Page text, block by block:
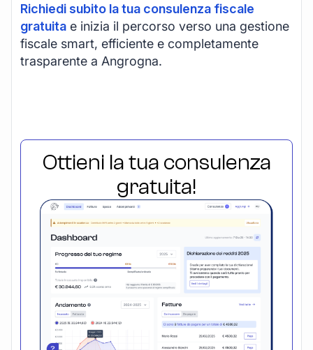
Richiedi subito la tua consulenza fiscale
gratuita e inizia il percorso verso una gestione
fiscale smart, efficiente e completamente
trasparente a Angrogna.
Ottieni la tua consulenza
gratuita!